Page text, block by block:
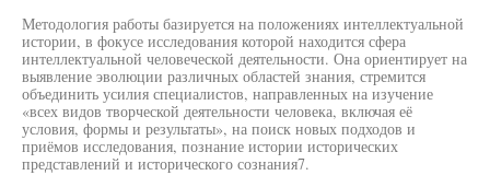
Методология работы базируется на положениях интеллектуальной
истории, в фокусе исследования которой находится сфера
интеллектуальной человеческой деятельности. Она ориентирует на
выявление эволюции различных областей знания, стремится
объединить усилия специалистов, направленных на изучение
«всех видов творческой деятельности человека, включая её
условия, формы и результаты», на поиск новых подходов и
приёмов исследования, познание истории исторических
представлений и исторического сознания7.